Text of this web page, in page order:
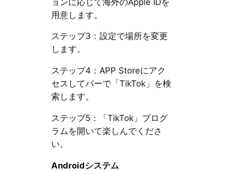
用意します。
ステップ3：設定で場所を変更
します。
ステップ4：APP Storeにアク
セスしてバーで「TikTok」を検
索します。
ステップ5：「TikTok」プログ
ラムを開いて楽しんでくださ
い。
Androidシステム